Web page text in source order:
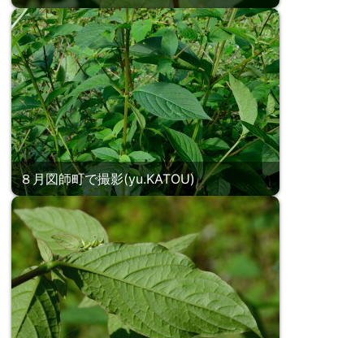
８月図師町で撮影(yu.KATOU)